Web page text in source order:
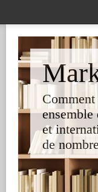
ensemble
et
de